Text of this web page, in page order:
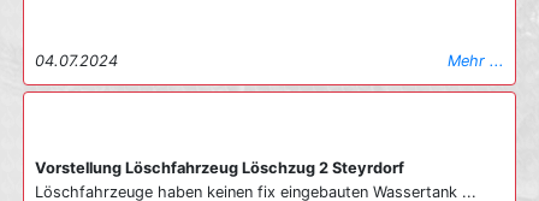
04.07.2024 Mehr ...
Vorstellung Löschfahrzeug Löschzug 2 Steyrdorf
Löschfahrzeuge haben keinen fix eingebauten Wassertank ...